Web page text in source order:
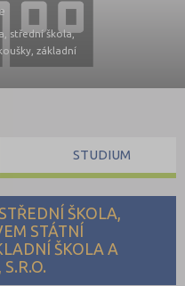
střední škola,
základní
ŠKOLA,
STÁTNÍ
ŠKOLA A
STUDIUM